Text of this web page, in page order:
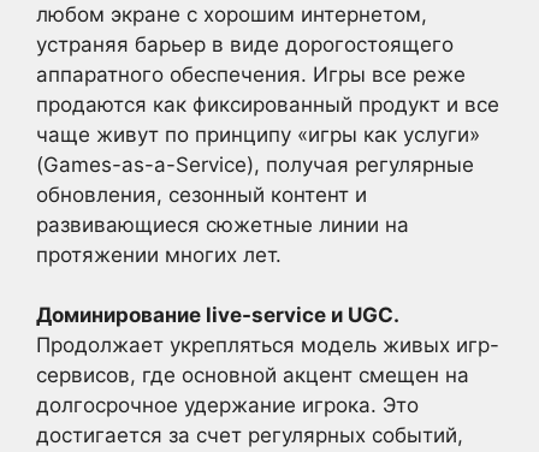
любом экране с хорошим интернетом,
устраняя барьер в виде дорогостоящего
аппаратного обеспечения. Игры все реже
продаются как фиксированный продукт и все
чаще живут по принципу «игры как услуги»
(Games-as-a-Service), получая регулярные
обновления, сезонный контент и
развивающиеся сюжетные линии на
протяжении многих лет.
Доминирование live-service и UGC.
Продолжает укрепляться модель живых игр-
сервисов, где основной акцент смещен на
долгосрочное удержание игрока. Это
достигается за счет регулярных событий,